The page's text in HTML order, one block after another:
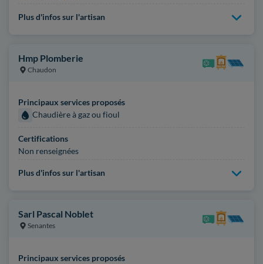
Plus d'infos sur l'artisan
Hmp Plomberie
Chaudon
Principaux services proposés
Chaudière à gaz ou fioul
Certifications
Non renseignées
Plus d'infos sur l'artisan
Sarl Pascal Noblet
Senantes
Principaux services proposés